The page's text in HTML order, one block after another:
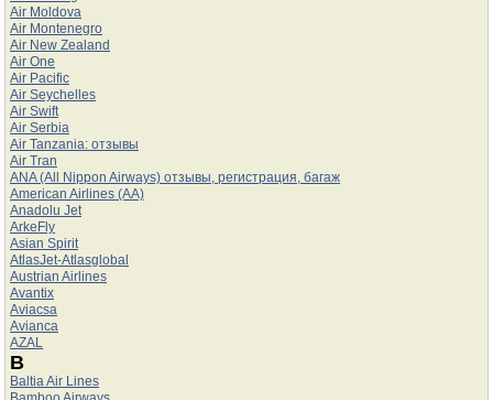
Air Moldova
Air Montenegro
Air New Zealand
Air One
Air Pacific
Air Seychelles
Air Swift
Air Serbia
Air Tanzania: отзывы
Air Tran
ANA (All Nippon Airways) отзывы, регистрация, багаж
American Airlines (AA)
Anadolu Jet
ArkeFly
Asian Spirit
AtlasJet-Atlasglobal
Austrian Airlines
Avantix
Aviacsa
Avianca
AZAL
B
Baltia Air Lines